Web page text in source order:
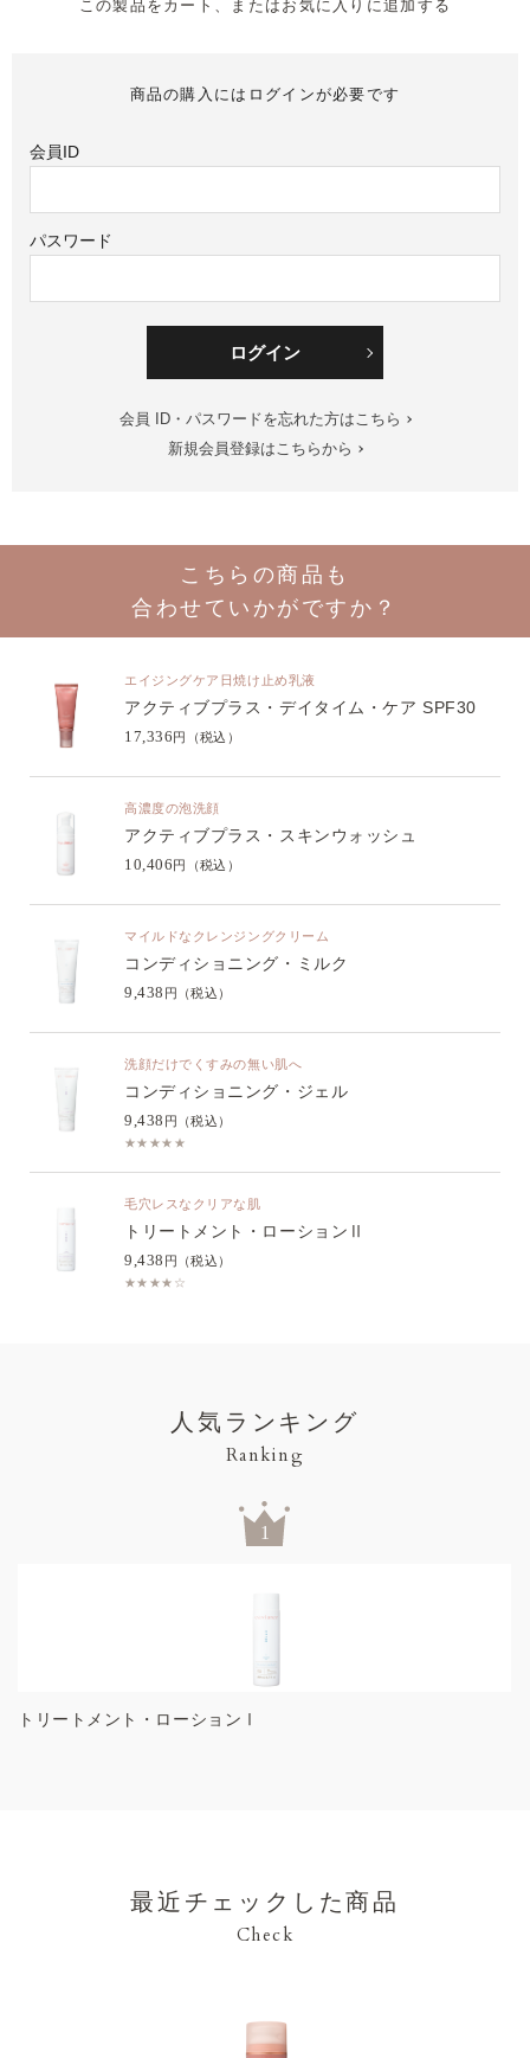
この製品をカート、またはお気に入りに追加する
商品の購入にはログインが必要です
会員ID
パスワード
ログイン
会員 ID・パスワードを忘れた方はこちら
新規会員登録はこちらから
こちらの商品も
合わせていかがですか？
エイジングケア日焼け止め乳液
アクティブプラス・デイタイム・ケア SPF30
17,336円（税込）
高濃度の泡洗顔
アクティブプラス・スキンウォッシュ
10,406円（税込）
マイルドなクレンジングクリーム
コンディショニング・ミルク
9,438 円（税込）
洗顔だけでくすみの無い肌へ
コンディショニング・ジェル
9,438 円（税込）
★★★★★
毛穴レスなクリアな肌
トリートメント・ローションⅡ
9,438 円（税込）
★★★★☆
人気ランキング
Ranking
トリートメント・ローションⅠ
最近チェックした商品
Check